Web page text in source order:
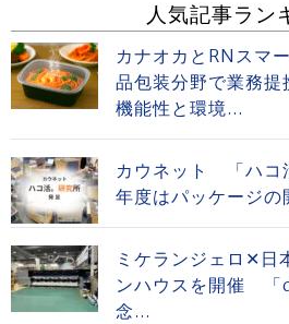
人気記事ラン
カナオカとRNスマ
品包装分野で業務
機能性と環境...
カウネット 「ハ
年度はパッケージの
ミケランジェロ✕
ンハウスを開催 「
念...